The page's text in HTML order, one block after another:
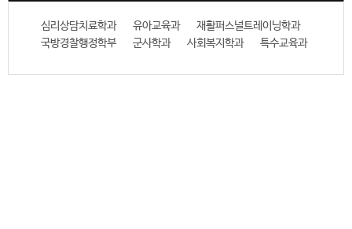
심리상담치료학과 유아교육과
재활퍼스널트레이닝학과
국방경찰행정학부
군사학과 사회복지학과 특수교육과